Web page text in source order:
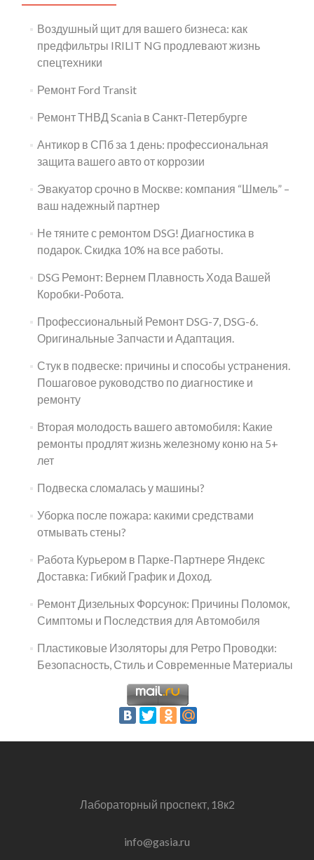
Воздушный щит для вашего бизнеса: как
предфильтры IRILIT NG продлевают жизнь
спецтехники
Ремонт Ford Transit
Ремонт ТНВД Scania в Санкт-Петербурге
Антикор в СПб за 1 день: профессиональная
защита вашего авто от коррозии
Эвакуатор срочно в Москве: компания “Шмель” –
ваш надежный партнер
Не тяните с ремонтом DSG! Диагностика в
подарок. Скидка 10% на все работы.
DSG Ремонт: Вернем Плавность Хода Вашей
Коробки-Робота.
Профессиональный Ремонт DSG-7, DSG-6.
Оригинальные Запчасти и Адаптация.
Стук в подвеске: причины и способы устранения.
Пошаговое руководство по диагностике и
ремонту
Вторая молодость вашего автомобиля: Какие
ремонты продлят жизнь железному коню на 5+
лет
Подвеска сломалась у машины?
Уборка после пожара: какими средствами
отмывать стены?
Работа Курьером в Парке-Партнере Яндекс
Доставка: Гибкий График и Доход.
Ремонт Дизельных Форсунок: Причины Поломок,
Симптомы и Последствия для Автомобиля
Пластиковые Изоляторы для Ретро Проводки:
Безопасность, Стиль и Современные Материалы
Лабораторный проспект, 18к2
info@gasia.ru